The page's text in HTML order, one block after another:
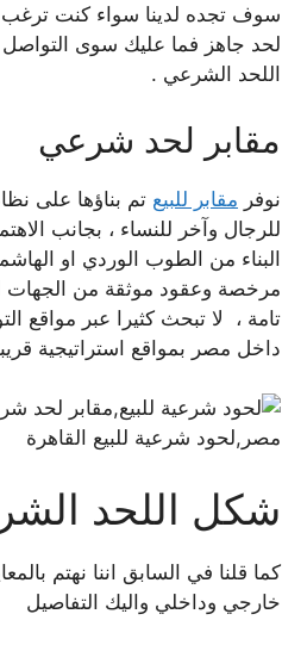
سوف تجده لدينا سواء كنت ترغب
لحد جاهز فما عليك سوى
اللحد الشرعي .
مقابر لحد شرعي
نوفر مقابر للبيع تم بناؤها على
للرجال وآخر للنساء ، بجانب
البناء من الطوب الوردي او
مرخصة وعقود موثقة من الجهات
تامة ، لا تبحث كثيرا عبر مواقع
داخل مصر بمواقع استراتيجية
شكل اللحد
كما قلنا في السابق اننا نهتم
خارجي وداخلي واليك التفاصيل